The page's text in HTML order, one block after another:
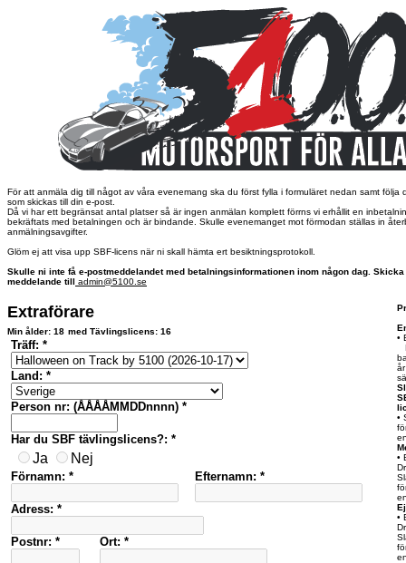
För att anmäla dig till något av våra evenemang ska du först fylla i formuläret nedan samt följa
som skickas till din e-post.
Då vi har ett begränsat antal platser så är ingen anmälan komplett förrns vi erhållit en
bekräftats med betalningen och är bindande. Skulle evenemanget mot förmodan ställas in
anmälningsavgifter.
Glöm ej att visa upp SBF-licens när ni skall hämta ert besiktningsprotokoll.
Skulle ni inte få e-postmeddelandet med betalningsinformationen inom någon dag. Skicka
meddelande till admin@5100.se
Extraförare
Min ålder: 18 med Tävlingslicens: 16
Träff: *
Land: *
Person nr: (ÅÅÅÅMMDDnnnn) *
Har du SBF tävlingslicens?: *
Ja Nej
Förnamn: * Efternamn: *
Adress: *
Postnr: * Ort: *
•
•
•
•